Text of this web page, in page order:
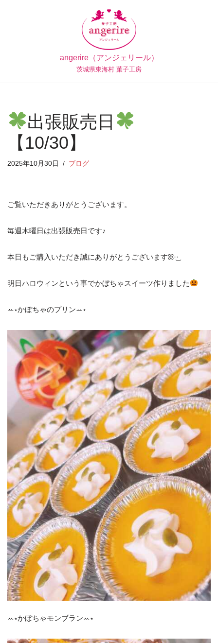
ッ
angerire（アンジェリール）
茨城県東海村 菓子工房
出張販売日
【10/30】
2025年10月30日 ブログ
ご覧いただきありがとうございます。
毎週木曜日は出張販売日です♪
本日もご購入いただき誠にありがとうございますꕤ︎︎·͜·
明日ハロウィンという事でかぼちゃスイーツ作りました
ꕀ⋆かぼちゃのプリンꕀ⋆
ꕀ⋆かぼちゃモンブランꕀ⋆